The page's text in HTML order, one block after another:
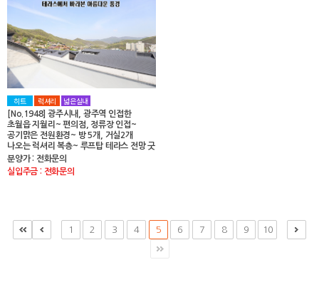
히트 럭셔리 넓은실내
[No.1948] 광주시내, 광주역 인접한
초월읍 지월리~ 편의점, 정류장 인접~
공기맑은 전원환경~ 방 5개, 거실2개
나오는 럭셔리 복층~ 루프탑 테라스 전망 굿
분양가 : 전화문의
실입주금 : 전화문의
1 2 3 4 5 6 7 8 9 10